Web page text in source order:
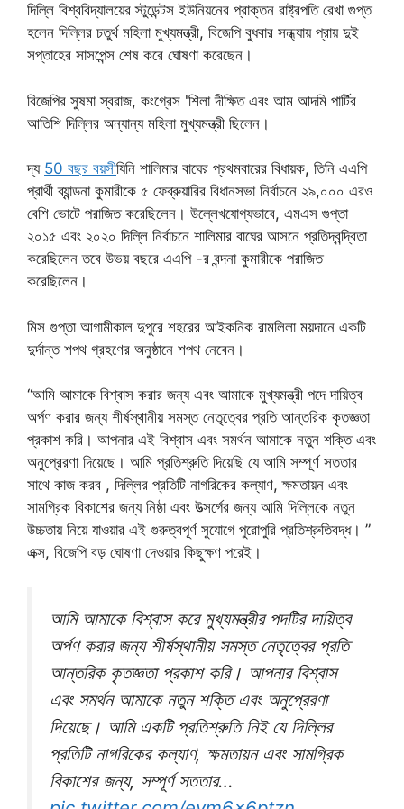
দিল্লি বিশ্ববিদ্যালয়ের স্টুডেন্টস ইউনিয়নের প্রাক্তন রাষ্ট্রপতি রেখা গুপ্ত
হলেন দিল্লির চতুর্থ মহিলা মুখ্যমন্ত্রী, বিজেপি বুধবার সন্ধ্যায় প্রায় দুই
সপ্তাহের সাসপেন্স শেষ করে ঘোষণা করেছেন।
বিজেপির সুষমা স্বরাজ, কংগ্রেস 'শিলা দীক্ষিত এবং আম আদমি পার্টির
আতিশি দিল্লির অন্যান্য মহিলা মুখ্যমন্ত্রী ছিলেন।
দ্য 50 বছর বয়সীযিনি শালিমার বাঘের প্রথমবারের বিধায়ক, তিনি এএপি
প্রার্থী ব্যান্ডনা কুমারীকে ৫ ফেব্রুয়ারির বিধানসভা নির্বাচনে ২৯,০০০ এরও
বেশি ভোটে পরাজিত করেছিলেন। উল্লেখযোগ্যভাবে, এমএস গুপ্তা
২০১৫ এবং ২০২০ দিল্লি নির্বাচনে শালিমার বাঘের আসনে প্রতিদ্বন্দ্বিতা
করেছিলেন তবে উভয় বছরে এএপি -র বন্দনা কুমারীকে পরাজিত
করেছিলেন।
মিস গুপ্তা আগামীকাল দুপুরে শহরের আইকনিক রামলিলা ময়দানে একটি
দুর্দান্ত শপথ গ্রহণের অনুষ্ঠানে শপথ নেবেন।
“আমি আমাকে বিশ্বাস করার জন্য এবং আমাকে মুখ্যমন্ত্রী পদে দায়িত্ব
অর্পণ করার জন্য শীর্ষস্থানীয় সমস্ত নেতৃত্বের প্রতি আন্তরিক কৃতজ্ঞতা
প্রকাশ করি। আপনার এই বিশ্বাস এবং সমর্থন আমাকে নতুন শক্তি এবং
অনুপ্রেরণা দিয়েছে। আমি প্রতিশ্রুতি দিয়েছি যে আমি সম্পূর্ণ সততার
সাথে কাজ করব , দিল্লির প্রতিটি নাগরিকের কল্যাণ, ক্ষমতায়ন এবং
সামগ্রিক বিকাশের জন্য নিষ্ঠা এবং উত্সর্গের জন্য আমি দিল্লিকে নতুন
উচ্চতায় নিয়ে যাওয়ার এই গুরুত্বপূর্ণ সুযোগে পুরোপুরি প্রতিশ্রুতিবদ্ধ। ”
এক্স, বিজেপি বড় ঘোষণা দেওয়ার কিছুক্ষণ পরেই।
আমি আমাকে বিশ্বাস করে মুখ্যমন্ত্রীর পদটির দায়িত্ব
অর্পণ করার জন্য শীর্ষস্থানীয় সমস্ত নেতৃত্বের প্রতি
আন্তরিক কৃতজ্ঞতা প্রকাশ করি। আপনার বিশ্বাস
এবং সমর্থন আমাকে নতুন শক্তি এবং অনুপ্রেরণা
দিয়েছে। আমি একটি প্রতিশ্রুতি নিই যে দিল্লির
প্রতিটি নাগরিকের কল্যাণ, ক্ষমতায়ন এবং সামগ্রিক
বিকাশের জন্য, সম্পূর্ণ সততার…